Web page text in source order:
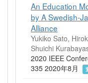
An Education
by A Swedish-
Alliance
Yukiko Sato,
Shuichi
2020 IEEE
335 2020年8月